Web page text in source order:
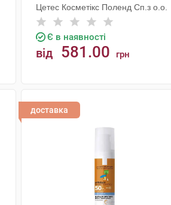
Цетес Косметікс Поленд Сп.з о.о.
Є в наявності
від 581.00 грн
доставка